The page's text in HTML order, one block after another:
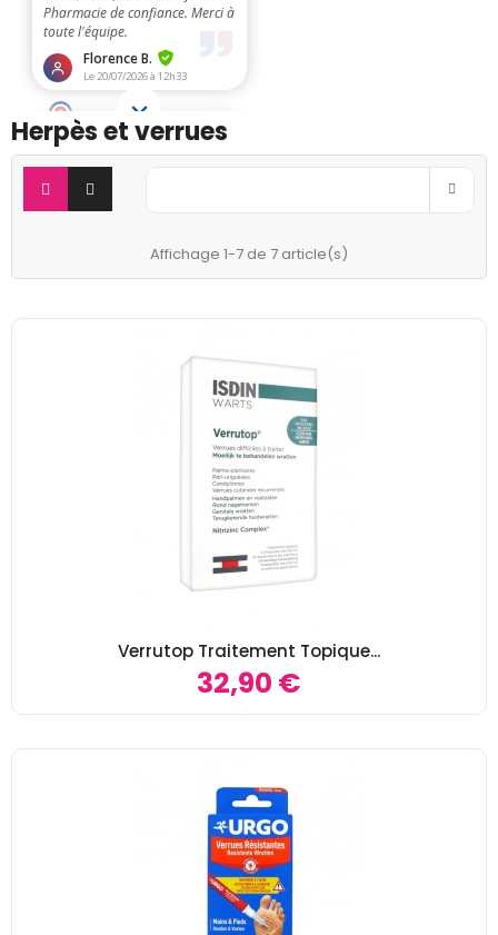
Herpès et verrues

Affichage 1-7 de 7 article(s)
Verrutop Traitement Topique...
32,90 €